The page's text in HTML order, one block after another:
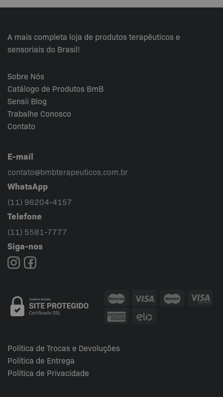
A mais completa loja de produtos terapêuticos e
sensoriais do Brasil!
Sobre Nós
Catálogo de Produtos BmB
Sensii Blog
Trabalhe Conosco
Contato
E-mail
contato@bmbterapeuticos.com.br
WhatsApp
(11) 96204-4157
Telefone
(11) 5581-7777
Siga-nos
Política de Trocas e Devoluções
Política de Entrega
Política de Privacidade